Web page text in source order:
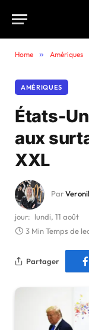
Home » Amériques
AMÉRIQUES
États-
aux
XXL
Par
jour: lundi, 11 août
3 Min Temps de
Partager